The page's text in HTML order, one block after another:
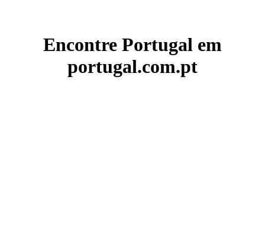
Encontre Portugal em
portugal.com.pt